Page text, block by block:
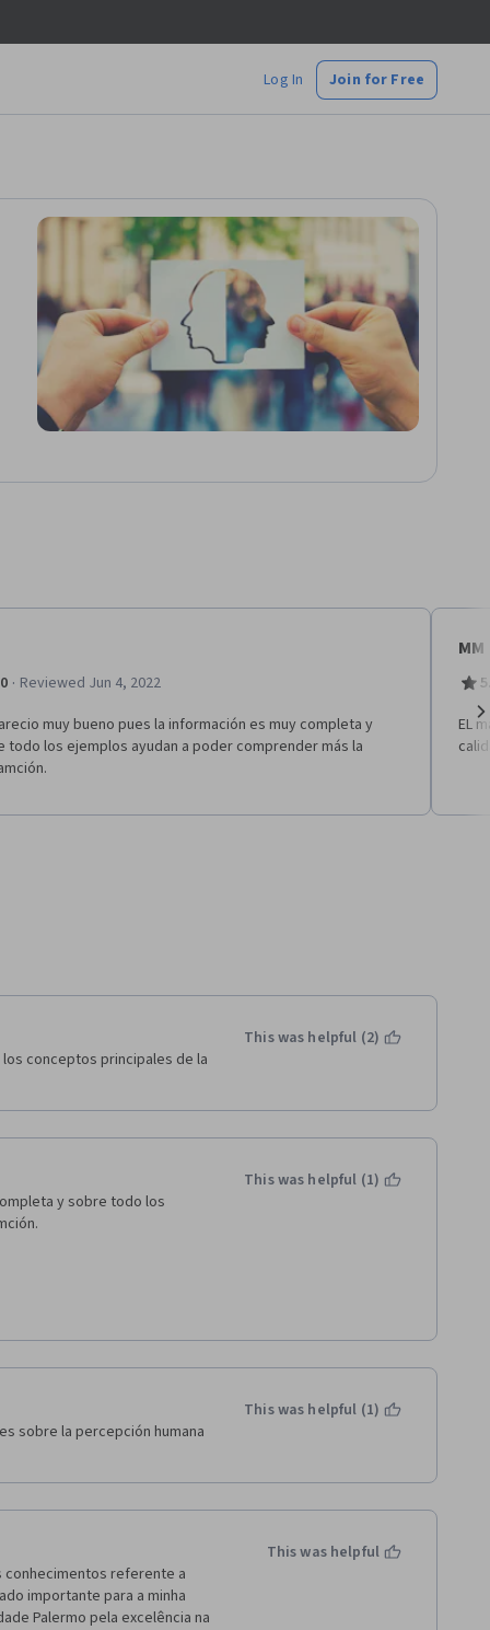
Log In Join for Free
· Reviewed Jun 4, 2022
muy bueno pues la información es muy completa y
todo los ejemplos ayudan a poder comprender más la
MM
EL
conceptos principales de la
This was helpful (2)
y sobre todo los
This was helpful (1)
sobre la percepción humana
This was helpful (1)
conhecimentos referente a
importante para a minha
Palermo pela excelência na
This was helpful